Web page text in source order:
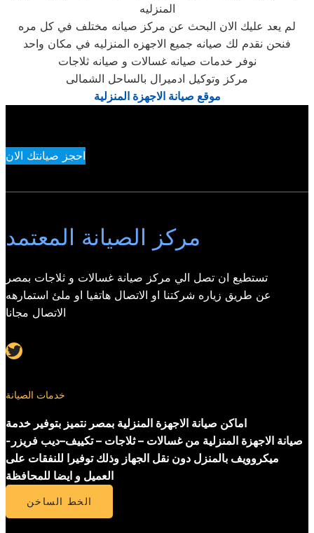
المنزليه
لم يعد عليك الان البحث عن مركز صيانه مختلف في كل مره
فنحن نقدم لك صيانه جميع الاجهزه المنزليه في مكان واحد
نوفر خدمات صيانه غسالات و صيانه ثلاجات
مركز وتوكيل ادميرال بالساحل الشمالى
موقع صيانة الاجهزة المنزلية
احجز صيانتك الان
مركز الصيانة المعتمد
تستطيع ان تصل الي مركز صيانة غسالات و ثلاجات بمصر
عن طريق زياره شركتنا او الاتصال هاتفيا او ملئ استمارهه
الاتصال مجانا
Twitter
خدمات الصيانة
اماكن صيانة الاجهزة المنزلية بمصر نتميز بتوفير خدمة
صيانة الاجهزة المنزلية من غسالات – ثلاجات – تكييف–ديب فريزر-
ميكروويف بالمنزل دون نقل الجهاز وذلك توفيرا للنفقات على
العميل و ايضا للمحافظة
الخط الساخن